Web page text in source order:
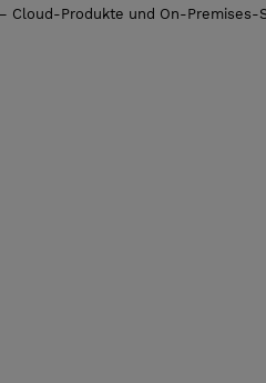
Cloud-Produkte und On-Premises-